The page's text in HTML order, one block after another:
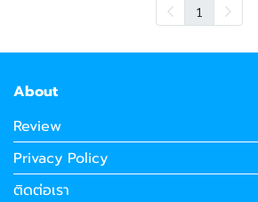
1
About
Review
Privacy Policy
ติดต่อเรา